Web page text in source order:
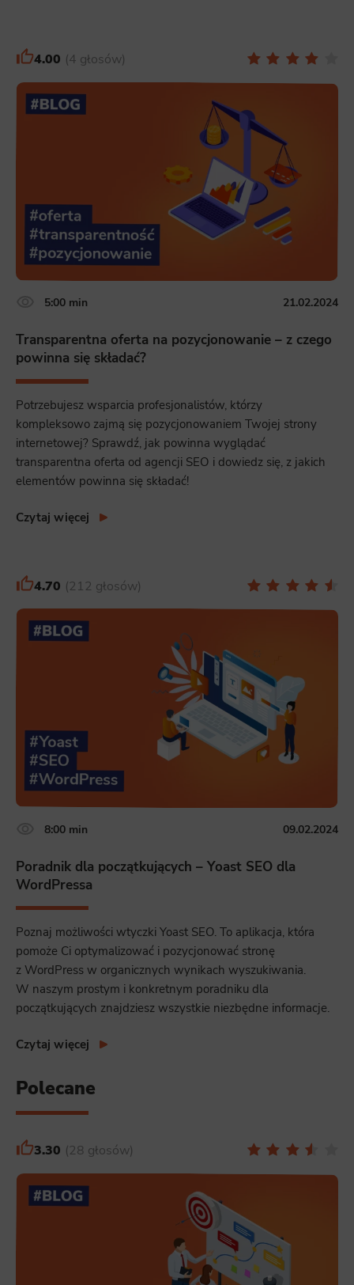
4.00 4 głosów
5:00 min 21.02.2024
Transparentna oferta na pozycjonowanie – z czego
powinna się składać?
Potrzebujesz wsparcia profesjonalistów, którzy
kompleksowo zajmą się pozycjonowaniem Twojej strony
internetowej? Sprawdź, jak powinna wyglądać
transparentna oferta od agencji SEO i dowiedz się, z jakich
elementów powinna się składać!
Czytaj więcej
4.70 212 głosów
8:00 min 09.02.2024
Poradnik dla początkujących – Yoast SEO dla
WordPressa
Poznaj możliwości wtyczki Yoast SEO. To aplikacja, która
pomoże Ci optymalizować i pozycjonować stronę
z WordPress w organicznych wynikach wyszukiwania.
W naszym prostym i konkretnym poradniku dla
początkujących znajdziesz wszystkie niezbędne informacje.
Czytaj więcej
Polecane
3.30 28 głosów